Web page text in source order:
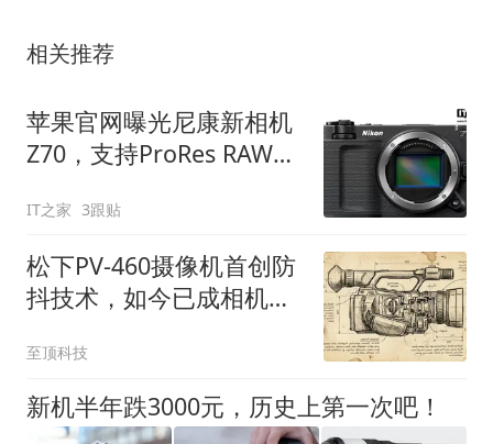
相关推荐
苹果官网曝光尼康新相机
Z70，支持ProRes RAW录
IT之家 3跟贴
松下PV-460摄像机首创防
抖技术，如今已成相机标
至顶科技
新机半年跌3000元，历史上第一次吧！